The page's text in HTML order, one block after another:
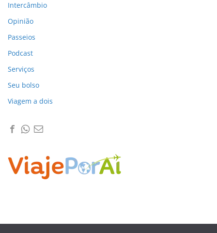
Intercâmbio
Opinião
Passeios
Podcast
Serviços
Seu bolso
Viagem a dois